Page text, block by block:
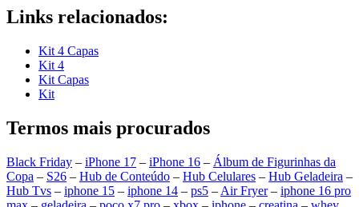
Links relacionados:
Kit 4 Capas
Kit 4
Kit Capas
Kit
Termos mais procurados
Black Friday – iPhone 17 – iPhone 16 – Álbum de Figurinhas da
Copa – S26 – Hub de Conteúdo – Hub Celulares – Hub Geladeira –
Hub Tvs – iphone 15 – iphone 14 – ps5 – Air Fryer– iphone 16 pro